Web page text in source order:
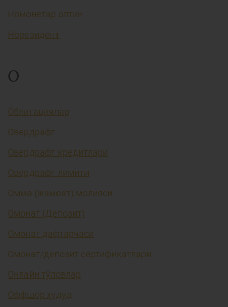
Номонетар олтин
Норезидент
О
Облигациялар
Овердрафт
Овердрафт кредитлари
Овердрафт лимити
Омма (жамоат) молияси
Омонат (Депозит)
Омонат дафтарчаси
Омонат/депозит сертификатлари
Онлайн тўловлар
Оффшор ҳудуд